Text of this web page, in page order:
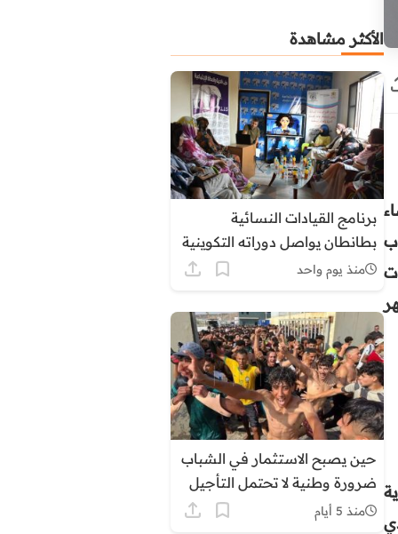
ب
الأكثر مشاهدة
برنامج القيادات النسائية
بطانطان يواصل دوراته التكوينية
حول التنظيم الترابي وأدوار
منذ يوم واحد
حين يصبح الاستثمار في الشباب
ضرورة وطنية لا تحتمل التأجيل
منذ 5 أيام